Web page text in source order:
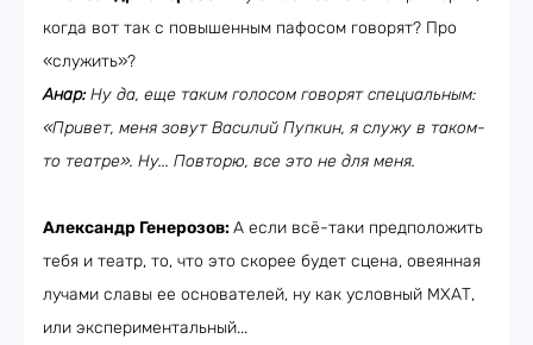
когда вот так с повышенным пафосом говорят? Про
«служить»?
Анар:Ну да, еще таким голосом говорят специальным:
«Привет, меня зовут Василий Пупкин, я служу в таком-
то театре». Ну... Повторю, все это не для меня.
Александр Генерозов:А если всё-таки предположить
тебя и театр, то, что это скорее будет сцена, овеянная
лучами славы ее основателей, ну как условный МХАТ,
или экспериментальный...